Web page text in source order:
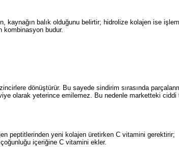
kaynağın balık olduğunu belirtir; hidrolize kolajen ise
kombinasyon budur.
dönüştürür. Bu sayede sindirim sırasında
olarak yeterince emilemez. Bu nedenle marketteki ciddi
peptitlerinden yeni kolajen üretirken C vitamini gerektirir;
içeriğine C vitamini ekler.